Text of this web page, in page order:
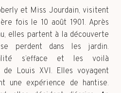
et Miss Jourdain, visitent
fois le 10 août 1901. Après
elles partent à la découverte
perdent dans les jardin.
s’efface et les voilà
de Louis XVI. Elles voyagent
une expérience de hantise.